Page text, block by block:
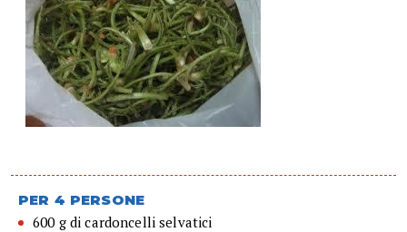
PER 4 PERSONE
600 g di cardoncelli selvatici